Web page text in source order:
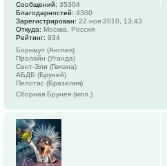
Сообщений: 35304
Благодарностей: 4300
Зарегистрирован: 22 ноя 2010, 13:43
Откуда: Москва, Россия
Рейтинг: 934
Борнмут (Англия)
Пролайн (Уганда)
Сент-Эли (Гвиана)
АБДБ (Бруней)
Пелотас (Бразилия)
Сборная Брунея (мол.)